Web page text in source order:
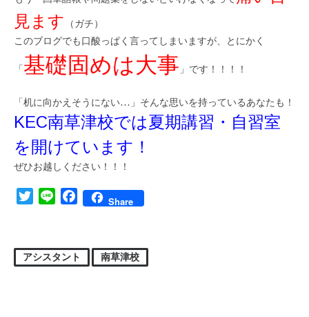
見ます
（ガチ）
このブログでも口酸っぱく言ってしまいますが、とにかく
「基礎固めは大事 」です！！！！
「机に向かえそうにない…」そんな思いを持っているあなたも！
KEC南草津校では夏期講習・自習室
を開けています！
ぜひお越しください！！！
TwitterLine FacebookShare
アシスタント 南草津校